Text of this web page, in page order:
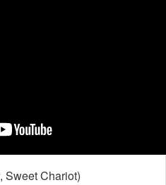
Sweet Chariot)